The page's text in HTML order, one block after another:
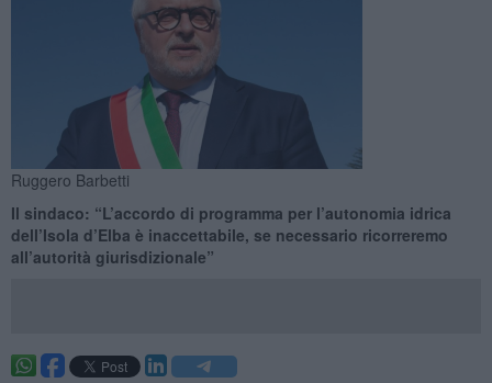
Ruggero Barbetti
Il sindaco: “L’accordo di programma per l’autonomia idrica
dell’Isola d’Elba è inaccettabile, se necessario ricorreremo
all’autorità giurisdizionale”